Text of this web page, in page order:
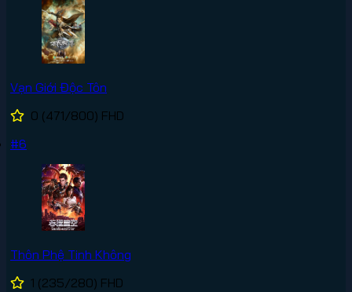
Vạn Giới Độc Tôn
0 (471/800) FHD
#6
Thôn Phệ Tinh Không
1 (235/280) FHD